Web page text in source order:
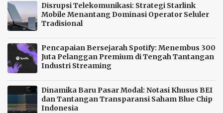
Disrupsi Telekomunikasi: Strategi Starlink
Mobile Menantang Dominasi Operator Seluler
Tradisional
Pencapaian Bersejarah Spotify: Menembus 300
Juta Pelanggan Premium di Tengah Tantangan
Industri Streaming
Dinamika Baru Pasar Modal: Notasi Khusus BEI
dan Tantangan Transparansi Saham Blue Chip
Indonesia